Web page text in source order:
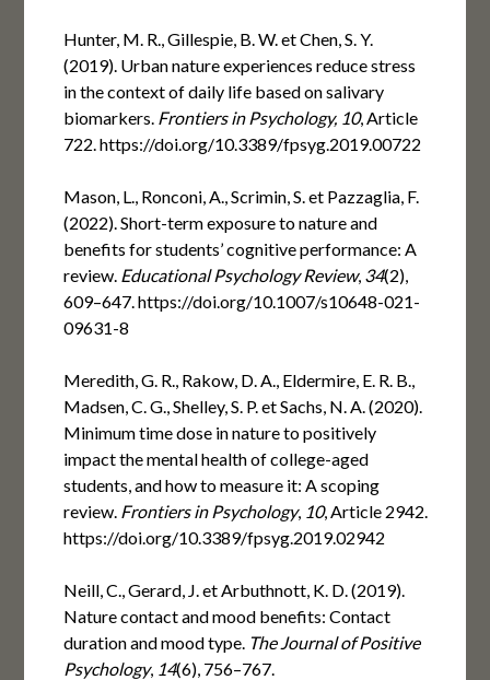
Hunter, M. R., Gillespie, B. W. et Chen, S. Y.
(2019). Urban nature experiences reduce stress
in the context of daily life based on salivary
biomarkers. Frontiers in Psychology, 10, Article
722. https://doi.org/10.3389/fpsyg.2019.00722
Mason, L., Ronconi, A., Scrimin, S. et Pazzaglia, F.
(2022). Short-term exposure to nature and
benefits for students’ cognitive performance: A
review. Educational Psychology Review, 34(2),
609–647. https://doi.org/10.1007/s10648-021-
09631-8
Meredith, G. R., Rakow, D. A., Eldermire, E. R. B.,
Madsen, C. G., Shelley, S. P. et Sachs, N. A. (2020).
Minimum time dose in nature to positively
impact the mental health of college-aged
students, and how to measure it: A scoping
review. Frontiers in Psychology, 10, Article 2942.
https://doi.org/10.3389/fpsyg.2019.02942
Neill, C., Gerard, J. et Arbuthnott, K. D. (2019).
Nature contact and mood benefits: Contact
duration and mood type. The Journal of Positive
Psychology, 14(6), 756–767.